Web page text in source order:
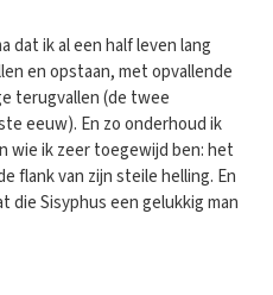
dat ik al een half leven lang
en opstaan, met opvallende
terugvallen (de twee
eeuw). En zo onderhoud ik
wie ik zeer toegewijd ben: het
flank van zijn steile helling. En
Sisyphus een gelukkig man